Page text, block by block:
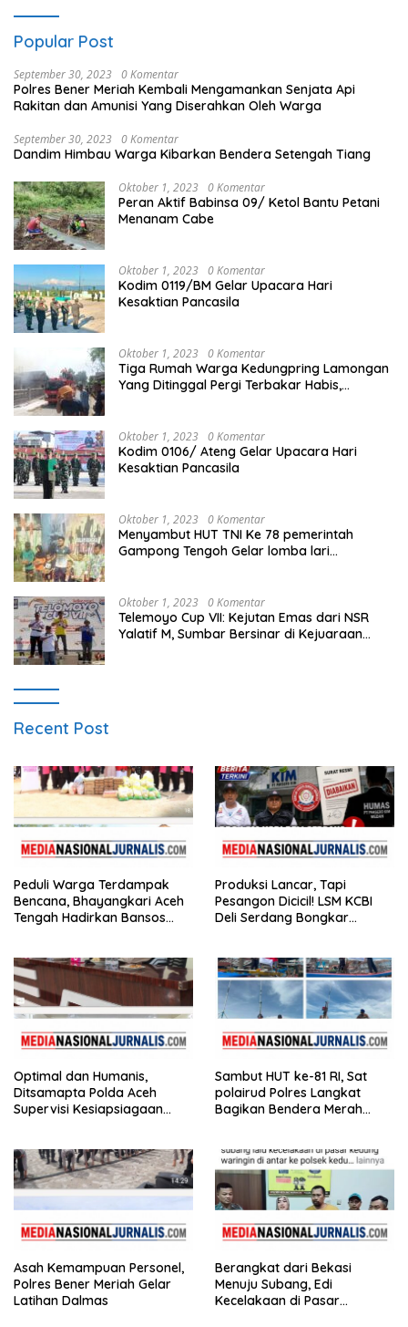
Popular Post
September 30, 2023 0 Komentar
Polres Bener Meriah Kembali Mengamankan Senjata Api
Rakitan dan Amunisi Yang Diserahkan Oleh Warga
September 30, 2023 0 Komentar
Dandim Himbau Warga Kibarkan Bendera Setengah Tiang
Oktober 1, 2023 0 Komentar
Peran Aktif Babinsa 09/ Ketol Bantu Petani
Menanam Cabe
Oktober 1, 2023 0 Komentar
Kodim 0119/BM Gelar Upacara Hari
Kesaktian Pancasila
Oktober 1, 2023 0 Komentar
Tiga Rumah Warga Kedungpring Lamongan
Yang Ditinggal Pergi Terbakar Habis,
Oktober 1, 2023 0 Komentar
Kodim 0106/ Ateng Gelar Upacara Hari
Kesaktian Pancasila
Oktober 1, 2023 0 Komentar
Menyambut HUT TNI Ke 78 pemerintah
Gampong Tengoh Gelar lomba lari
Oktober 1, 2023 0 Komentar
Telemoyo Cup VII: Kejutan Emas dari NSR
Yalatif M, Sumbar Bersinar di Kejuaraan
Recent Post
Peduli Warga Terdampak
Bencana, Bhayangkari Aceh
Tengah Hadirkan Bansos
Produksi Lancar, Tapi
Pesangon Dicicil! LSM KCBI
Deli Serdang Bongkar
Optimal dan Humanis,
Ditsamapta Polda Aceh
Supervisi Kesiapsiagaan
Sambut HUT ke-81 RI, Sat
polairud Polres Langkat
Bagikan Bendera Merah
Asah Kemampuan Personel,
Polres Bener Meriah Gelar
Latihan Dalmas
Berangkat dari Bekasi
Menuju Subang, Edi
Kecelakaan di Pasar